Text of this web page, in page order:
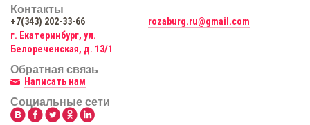
Контакты
+7(343) 202-33-66
rozaburg.ru@gmail.com
г. Екатеринбург, ул.
Белореченская, д. 13/1
Обратная связь
Написать нам
Социальные сети